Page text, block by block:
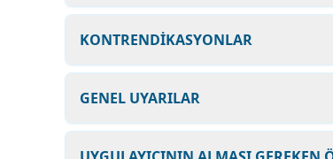
KONTRENDİKASYONLAR
GENEL UYARILAR